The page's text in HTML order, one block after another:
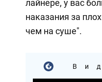
лайнере, у вас
наказания за
чем на суше".